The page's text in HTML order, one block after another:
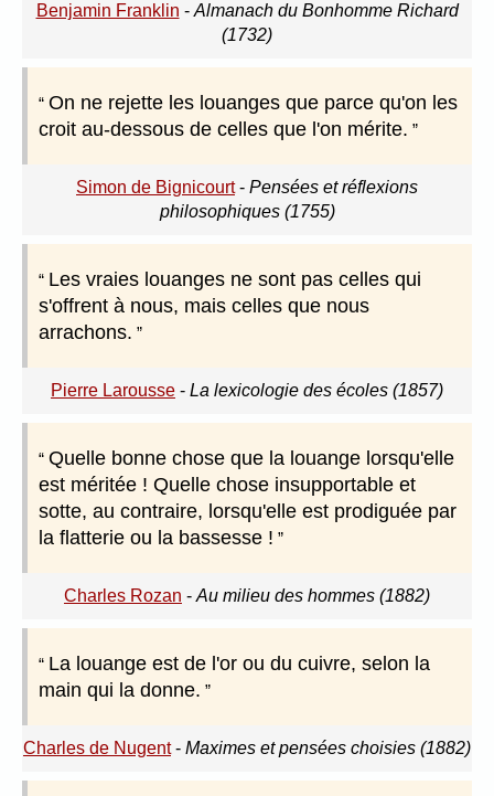
Benjamin Franklin - Almanach du Bonhomme Richard
(1732)
On ne rejette les louanges que parce qu'on les
croit au-dessous de celles que l'on mérite.
Simon de Bignicourt- Pensées et réflexions
philosophiques (1755)
Les vraies louanges ne sont pas celles qui
s'offrent à nous, mais celles que nous
arrachons.
Pierre Larousse - La lexicologie des écoles (1857)
Quelle bonne chose que la louange lorsqu'elle
est méritée ! Quelle chose insupportable et
sotte, au contraire, lorsqu'elle est prodiguée par
la flatterie ou la bassesse !
Charles Rozan - Au milieu des hommes (1882)
La louange est de l'or ou du cuivre, selon la
main qui la donne.
Charles de Nugent- Maximes et pensées choisies (1882)